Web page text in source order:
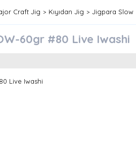
Craft Jig Kıyıdan Jig Jigpara Slow
60gr #80 Live Iwashi